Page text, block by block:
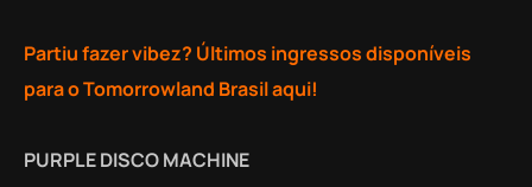
Partiu fazer vibez? Últimos ingressos disponíveis
para o Tomorrowland Brasil aqui!
PURPLE DISCO MACHINE